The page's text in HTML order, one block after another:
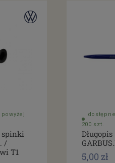
spinki
/
T1
200 szt.
Długopis
5,00 zł